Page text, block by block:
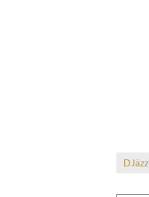
DJäzz